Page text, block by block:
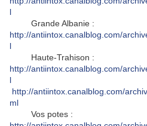
l
Grande Albanie :
http://antiintox.canalblog.com/
l
Haute-Trahison :
http://antiintox.canalblog.com/
l
http://antiintox.canalblog.com/
ml
Vos potes :